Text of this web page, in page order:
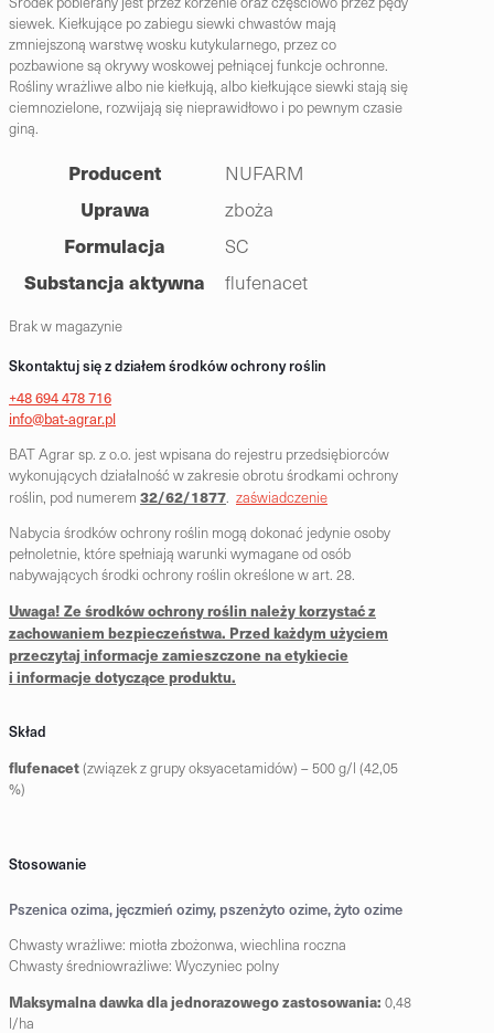
siewek. Kiełkujące po zabiegu siewki chwastów mają
zmniejszoną warstwę wosku kutykularnego, przez co
pozbawione są okrywy woskowej pełniącej funkcje ochronne.
Rośliny wrażliwe albo nie kiełkują, albo kiełkujące siewki stają się
ciemnozielone, rozwijają się nieprawidłowo i po pewnym czasie
giną.
Producent NUFARM
Uprawa zboża
Formulacja SC
Substancja aktywna flufenacet
Brak w magazynie
Skontaktuj się z działem środków ochrony roślin
+48 694 478 716
info@bat-agrar.pl
BAT Agrar sp. z o.o. jest wpisana do rejestru przedsiębiorców
wykonujących działalność w zakresie obrotu środkami ochrony
roślin, pod numerem 32/62/1877. zaświadczenie
Nabycia środków ochrony roślin mogą dokonać jedynie osoby
pełnoletnie, które spełniają warunki wymagane od osób
nabywających środki ochrony roślin określone w art. 28.
Uwaga! Ze środków ochrony roślin należy korzystać z
zachowaniem bezpieczeństwa. Przed każdym użyciem
przeczytaj informacje zamieszczone na etykiecie
i informacje dotyczące produktu.
Skład
flufenacet(związek z grupy oksyacetamidów) – 500 g/l (42,05
%)
Stosowanie
Pszenica ozima, jęczmień ozimy, pszenżyto ozime, żyto ozime
Chwasty wrażliwe: miotła zbożonwa, wiechlina roczna
Chwasty średniowrażliwe: Wyczyniec polny
Maksymalna dawka dla jednorazowego zastosowania: 0,48
l/ha